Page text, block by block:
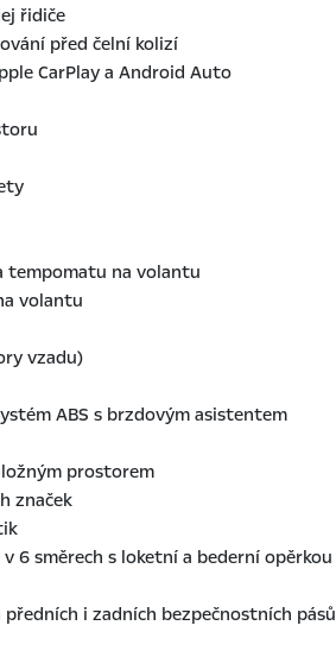
řidiče
před čelní kolizí
CarPlay a Android Auto
tempomatu na volantu
volantu
vzadu)
ABS s brzdovým asistentem
prostorem
značek
6 směrech s loketní a bederní opěrkou
i zadních bezpečnostních pásů